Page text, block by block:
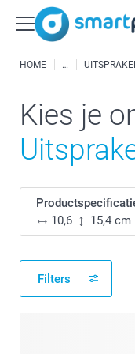
HOME
Kies je
10,6
15,4 cm
Filters